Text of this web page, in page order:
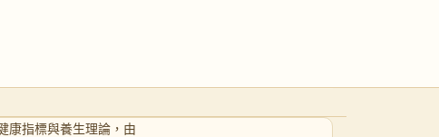
康指標與養生理論，由